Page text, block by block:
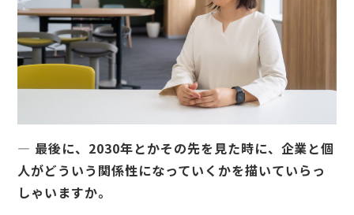
— 最後に、2030年とかその先を見た時に、企業と個
人がどういう関係性になっていくかを描いていらっ
しゃいますか。